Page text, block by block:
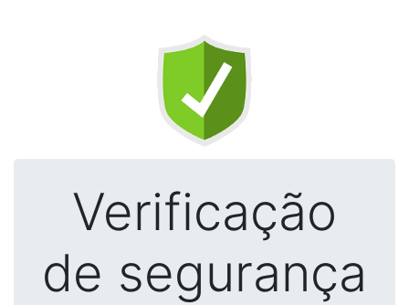
Verificação
de segurança